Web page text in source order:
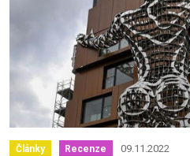
Články Recenze 09.11.2022